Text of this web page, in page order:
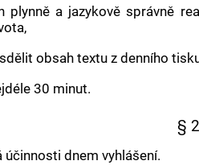
plynně a jazykově správně
obsah textu z denního
30 minut.
§ 2
účinnosti dnem vyhlášení.